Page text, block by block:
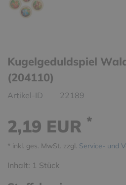
Kugelgeduldspiel
(204110)
Artikel-ID 22189
2,19 EUR *
* inkl. ges. MwSt. zzgl. Service- und
Inhalt: 1 Stück